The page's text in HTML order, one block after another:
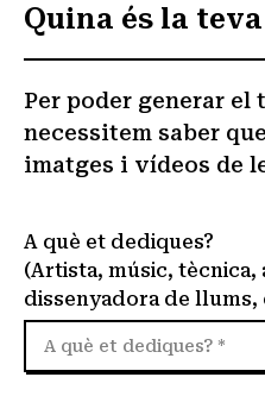
Quina és la
Per poder generar el
necessitem saber
imatges i vídeos de
A què et dediques?
(Artista, músic,
dissenyadora de llums,